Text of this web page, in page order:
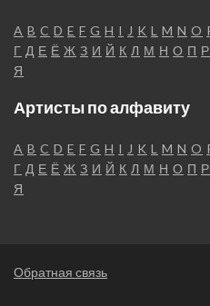
A B C D E F G H I J K L M N O
Г Д Е Ё Ж З И Й К Л М Н О П Р
Я
Артисты по алфавиту
A B C D E F G H I J K L M N O
Г Д Е Ё Ж З И Й К Л М Н О П Р
Я
Обратная связь